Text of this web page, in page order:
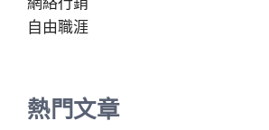
自由職涯
熱門文章